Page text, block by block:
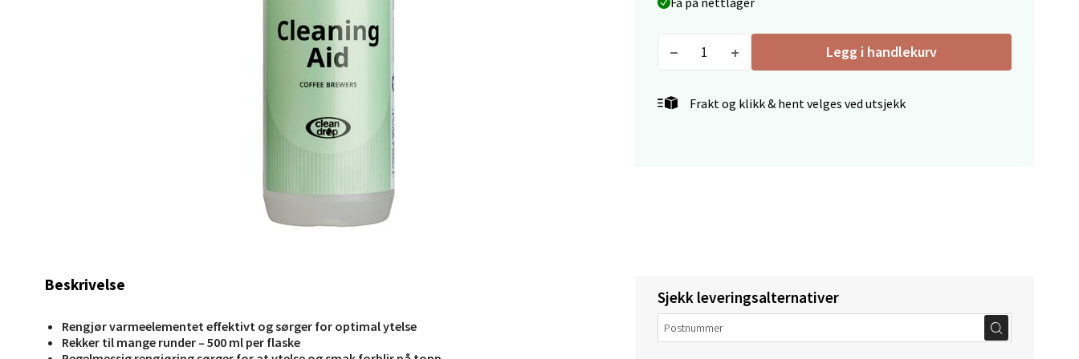
Legg i handlekurv
Frakt og klikk & hent velges ved utsjekk
Beskrivelse
Rengjør varmeelementet effektivt og sørger for optimal ytelse
Rekker til mange runder – 500 ml per flaske
Sjekk leveringsalternativer
Bergen - Thon Senter Lagunen
Laguneveien 1, 5239 Bergen
Åpent i dag 10-21
Kristiansand - Markens
Lillemarkens markensgate 25B, 4611 Kristiansand
Åpent i dag 09-18